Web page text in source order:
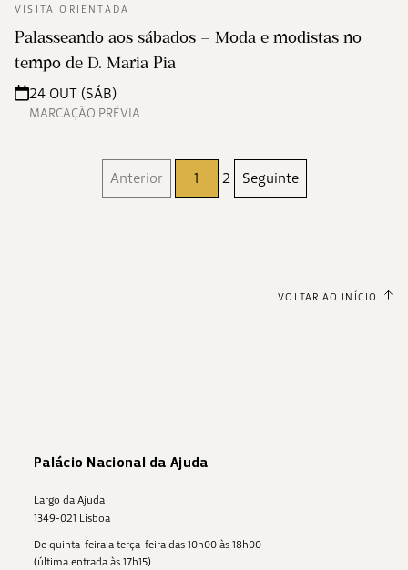
VISITA ORIENTADA
Palasseando aos sábados – Moda e modistas no
tempo de D. Maria Pia
24 OUT (SÁB)
MARCAÇÃO PRÉVIA
Anterior 1 2 Seguinte
VOLTAR AO INÍCIO
Palácio Nacional da Ajuda
Largo da Ajuda
1349-021 Lisboa
De quinta-feira a terça-feira das 10h00 às 18h00
(última entrada às 17h15)